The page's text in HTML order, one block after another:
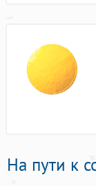
На пути к